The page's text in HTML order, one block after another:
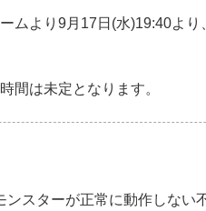
ムより9月17日(水)19:40よ
間は未定となります。
ンスターが正常に動作しない